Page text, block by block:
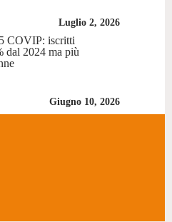
Luglio 2, 2026
COVIP: iscritti
dal 2024 ma più
Giugno 10, 2026